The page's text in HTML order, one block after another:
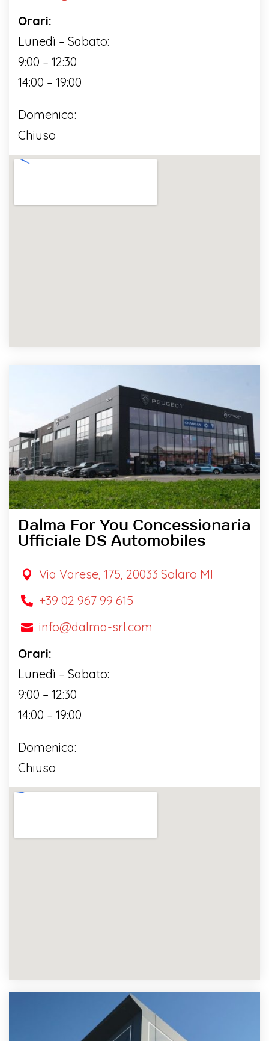
Orari:
Lunedì – Sabato:
9:00 – 12:30
14:00 – 19:00
Domenica:
Chiuso
Dalma For You Concessionaria
Ufficiale DS Automobiles
 Via Varese, 175, 20033 Solaro MI
 +39 02 967 99 615
 info@dalma-srl.com
Orari:
Lunedì – Sabato:
9:00 – 12:30
14:00 – 19:00
Domenica:
Chiuso